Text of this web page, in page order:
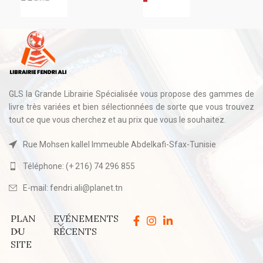
GLS la Grande Librairie Spécialisée vous propose des gammes de
livre très variées et bien sélectionnées de sorte que vous trouvez
tout ce que vous cherchez et au prix que vous le souhaitez.
Rue Mohsen kallel Immeuble Abdelkafi-Sfax-Tunisie
Téléphone: (+ 216) 74 296 855
E-mail: fendri.ali@planet.tn
PLAN
DU
SITE
EVÉNEMENTS
RÉCENTS